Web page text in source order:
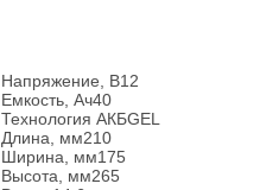
Напряжение, В12
Емкость, Ач40
Технология АКБGEL
Длина, мм210
Ширина, мм175
Высота, мм265